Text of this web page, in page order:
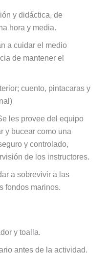
y didáctica, de
hora y media.
a cuidar el medio
de mantener el
cuento, pintacaras y
les provee del equipo
y bucear como una
y controlado,
de los instructores.
a sobrevivir a las
fondos marinos.
y toalla.
antes de la actividad.